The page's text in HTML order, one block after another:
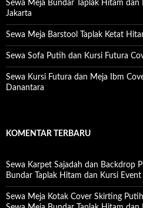
:
Sewa Meja Bundar Taplak Hitam
Jakarta
Sewa Meja Barstool Taplak Ketat
Sewa Sofa Putih dan Kursi Futura
Sewa Kursi Futura dan Meja Ibm
Danantara
KOMENTAR TERBARU
Sewa Karpet Sajadah dan Backdrop
Bundar Taplak Hitam dan Kursi
Sewa Meja Kotak Cover Skirting